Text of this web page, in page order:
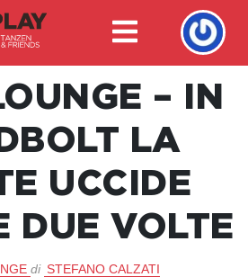
– IN
LA
UCCIDE
DUE VOLTE
di STEFANO CALZATI